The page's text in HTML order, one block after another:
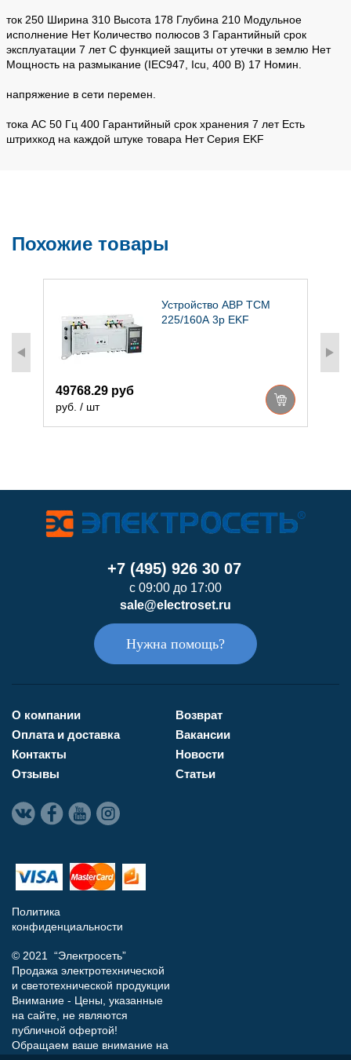
ток 250 Ширина 310 Высота 178 Глубина 210 Модульное
исполнение Нет Количество полюсов 3 Гарантийный срок
эксплуатации 7 лет С функцией защиты от утечки в землю Нет
Мощность на размыкание (IEC947, Icu, 400 В) 17 Номин.
напряжение в сети перемен.
тока AC 50 Гц 400 Гарантийный срок хранения 7 лет Есть
штрихкод на каждой штуке товара Нет Серия EKF
Похожие товары
Устройство АВР ТСM
225/160А 3р EKF
49768.29 руб
руб. / шт
+7 (495) 926 30 07
с 09:00 до 17:00
sale@electroset.ru
Нужна помощь?
О компании
Оплата и доставка
Контакты
Отзывы
Возврат
Вакансии
Новости
Статьи
Политика
конфиденциальности
© 2021 “Электросеть”
Продажа электротехнической
и светотехнической продукции
Внимание - Цены, указанные
на сайте, не являются
публичной офертой!
Обращаем ваше внимание на